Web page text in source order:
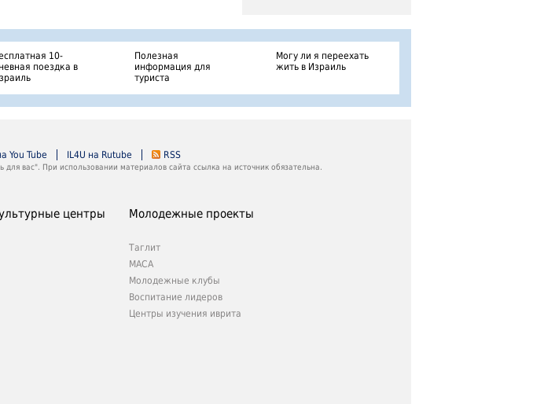
10-
поездка в
Полезная
информация для
туриста
Могу ли я переехать
жить в Израиль
You Tube IL4U на Rutube RSS
вас". При использовании материалов сайта ссылка на источник обязательна.
центры Молодежные проекты
Таглит
МАСА
Молодежные клубы
Воспитание лидеров
Центры изучения иврита